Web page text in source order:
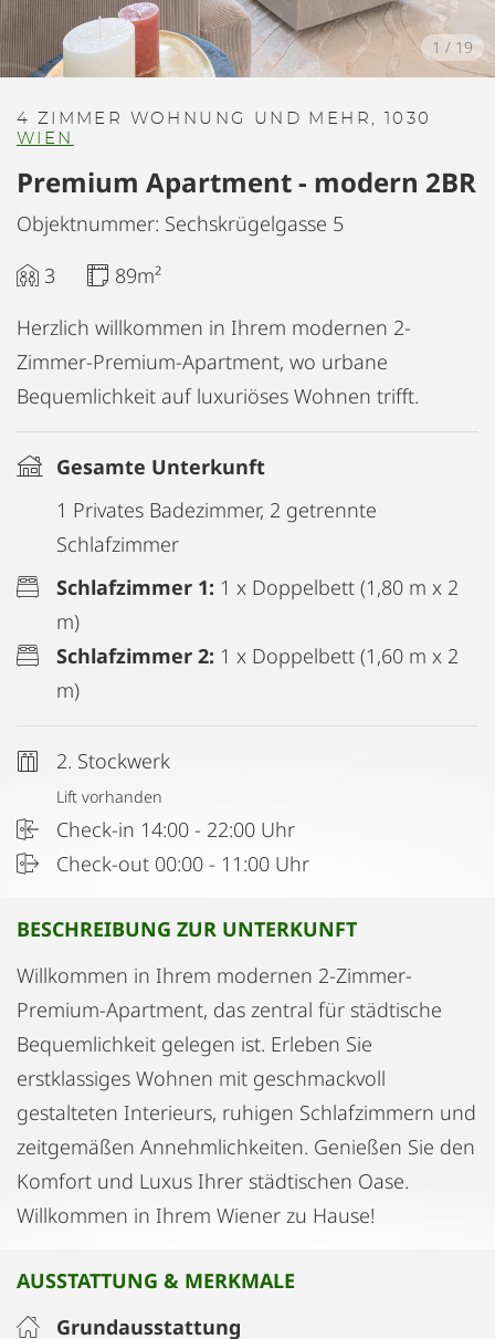
1 / 19
4 ZIMMER WOHNUNG UND MEHR, 1030
WIEN
Premium Apartment - modern 2BR
Objektnummer: Sechskrügelgasse 5
3
89m²
Herzlich willkommen in Ihrem modernen 2-
Zimmer-Premium-Apartment, wo urbane
Bequemlichkeit auf luxuriöses Wohnen trifft.
Gesamte Unterkunft
1 Privates Badezimmer, 2 getrennte
Schlafzimmer
Schlafzimmer 1: 1 x Doppelbett (1,80 m x 2
m)
Schlafzimmer 2: 1 x Doppelbett (1,60 m x 2
m)
2. Stockwerk
Lift vorhanden
Check-in 14:00 - 22:00 Uhr
Check-out 00:00 - 11:00 Uhr
BESCHREIBUNG ZUR UNTERKUNFT
Willkommen in Ihrem modernen 2-Zimmer-
Premium-Apartment, das zentral für städtische
Bequemlichkeit gelegen ist. Erleben Sie
erstklassiges Wohnen mit geschmackvoll
gestalteten Interieurs, ruhigen Schlafzimmern und
zeitgemäßen Annehmlichkeiten. Genießen Sie den
Komfort und Luxus Ihrer städtischen Oase.
Willkommen in Ihrem Wiener zu Hause!
AUSSTATTUNG & MERKMALE
Grundausstattung